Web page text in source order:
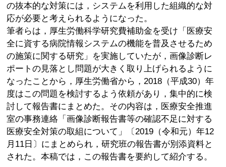
の抜本的な対策には，システムを利用した組織的な対
応が必要と考えられるようになった。
筆者らは，厚生労働科学研究費補助金を受け「医療安
全に資する病院情報システムの機能を普及させるため
の施策に関する研究」を実施していたが，画像診断レ
ポートの見落とし問題が大きく取り上げられるように
なったことから，厚生労働省から，2018（平成30）年
度はこの問題を検討するよう依頼があり，集中的に検
討して報告書にまとめた。その内容は，医療安全推進
室の事務連絡「画像診断報告書等の確認不足に対する
医療安全対策の取組について」〔2019（令和元）年12
月11日〕にまとめられ，研究班の報告書が別添資料と
された。本稿では，この報告書を要約して紹介する。